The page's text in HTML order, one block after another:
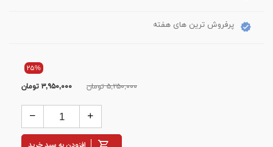
پرفروش ترین های هفته
۲۵%
۵,۲۵۰,۰۰۰ تومان ۳,۹۵۰,۰۰۰تومان